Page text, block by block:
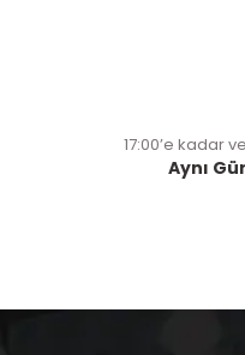
17:00’e kadar
Aynı